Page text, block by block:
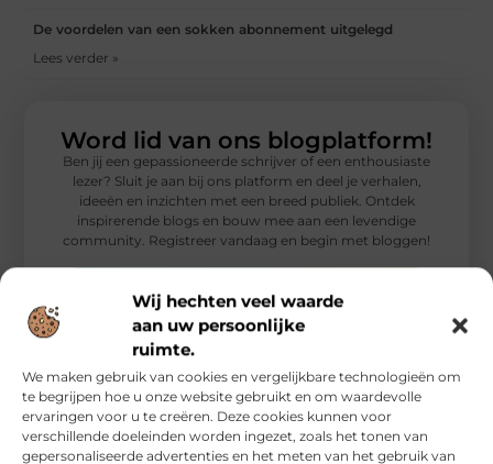
Wij hechten veel waarde
aan uw persoonlijke
ruimte.
We maken gebruik van cookies en vergelijkbare technologieën om
te begrijpen hoe u onze website gebruikt en om waardevolle
ervaringen voor u te creëren. Deze cookies kunnen voor
verschillende doeleinden worden ingezet, zoals het tonen van
gepersonaliseerde advertenties en het meten van het gebruik van
De voordelen van een sokken abonnement uitgelegd
Lees verder »
Word lid van ons blogplatform!
Ben jij een gepassioneerde schrijver of een enthousiaste
lezer? Sluit je aan bij ons platform en deel je verhalen,
ideeën en inzichten met een breed publiek. Ontdek
inspirerende blogs en bouw mee aan een levendige
community. Registreer vandaag en begin met bloggen!
Meld je nu aan!
Gerelateerde artikelendie u mogelijk
interesseren